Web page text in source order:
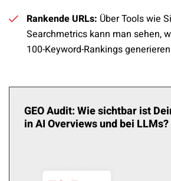
Rankende URLs: Über Tools wie
Searchmetrics kann man sehen,
100-Keyword-Rankings
GEO Audit: Wie sichtbar ist
in AI Overviews und bei LLMs?